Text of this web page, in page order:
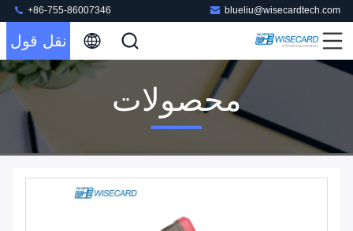
blueliu@wisecardtech.com
+86-755-86007346
نقل قول
محصولات